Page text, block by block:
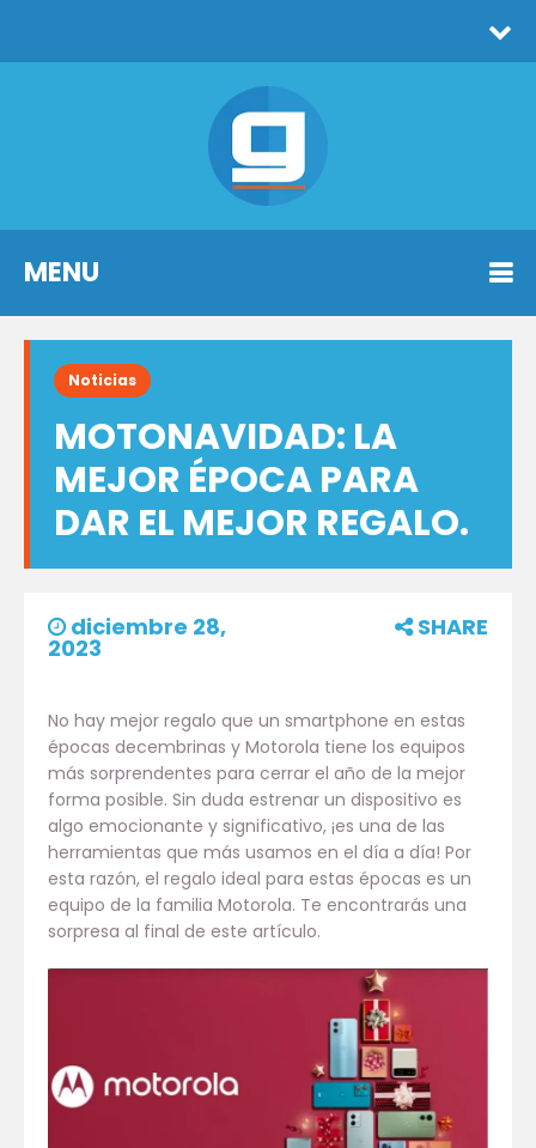
MENU
Noticias
MOTONAVIDAD: LA
MEJOR ÉPOCA PARA
DAR EL MEJOR REGALO.
diciembre 28,
2023
SHARE
No hay mejor regalo que un smartphone en estas
épocas decembrinas y Motorola tiene los equipos
más sorprendentes para cerrar el año de la mejor
forma posible. Sin duda estrenar un dispositivo es
algo emocionante y significativo, ¡es una de las
herramientas que más usamos en el día a día! Por
esta razón, el regalo ideal para estas épocas es un
equipo de la familia Motorola. Te encontrarás una
sorpresa al final de este artículo.